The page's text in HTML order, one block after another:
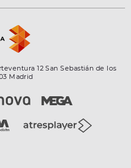
12 San Sebastián de los
Madrid